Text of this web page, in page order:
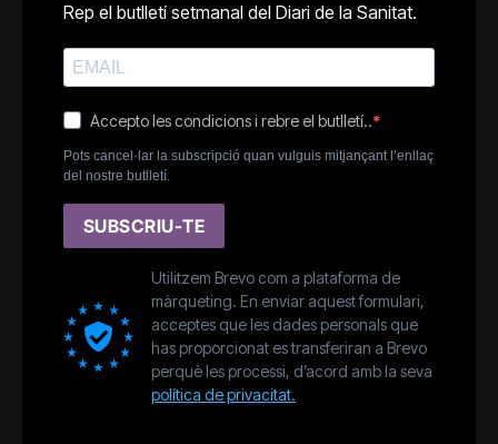
Rep el butlletí setmanal del Diari de la Sanitat.
Accepto les condicions i rebre el butlletí..
Pots cancel·lar la subscripció quan vulguis mitjançant l’enllaç
del nostre butlletí.
SUBSCRIU-TE
Utilitzem Brevo com a plataforma de
màrqueting. En enviar aquest formulari,
acceptes que les dades personals que
has proporcionat es transferiran a Brevo
perquè les processi, d’acord amb la seva
política de privacitat.